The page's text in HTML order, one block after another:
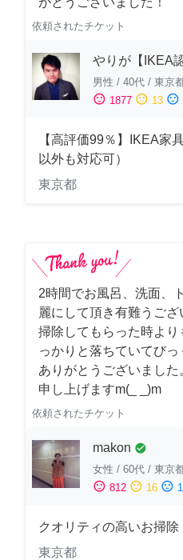
依頼されたチケット
やりが【IKEA
男性 / 40代 / 東京
sentiment_satisfied 1877 sentiment_neutral 13 sentiment_dissatisfied
【高評価99％】IKEA家
以外も対応可）
東京都
2時間でお風呂、洗面、
麗にして頂き有難うご
掃除してもらった時よ
っかりと落ちていてび
ありがとうございまし
申し上げますm(_ _)m
依頼されたチケット
makon check_circle
女性 / 60代 / 東京
sentiment_satisfied 812 sentiment_neutral 16 sentiment_dissatisfied 1
クオリティの高いお掃除
東京都